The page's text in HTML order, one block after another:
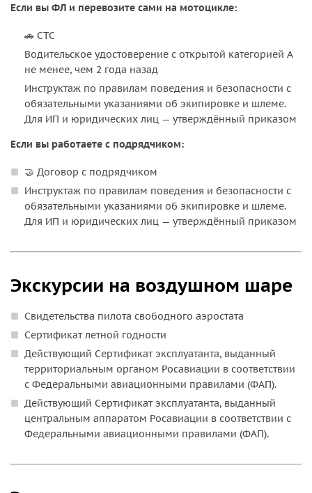
Если вы ФЛ и перевозите сами на мотоцикле:
🚗 СТС
Водительское удостоверение с открытой категорией А
не менее, чем 2 года назад
Инструктаж по правилам поведения и безопасности с
обязательными указаниями об экипировке и шлеме.
Для ИП и юридических лиц — утверждённый приказом
Если вы работаете с подрядчиком:
🤝 Договор с подрядчиком
Инструктаж по правилам поведения и безопасности с
обязательными указаниями об экипировке и шлеме.
Для ИП и юридических лиц — утверждённый приказом
Экскурсии на воздушном шаре
Свидетельства пилота свободного аэростата
Сертификат летной годности
Действующий Сертификат эксплуатанта, выданный
территориальным органом Росавиации в соответствии
с Федеральными авиационными правилами (ФАП).
Действующий Сертификат эксплуатанта, выданный
центральным аппаратом Росавиации в соответствии с
Федеральными авиационными правилами (ФАП).